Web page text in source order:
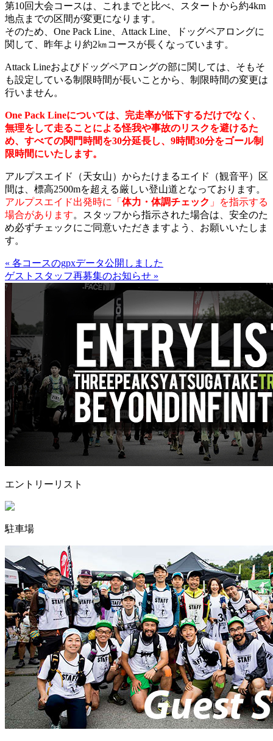
第10回大会コースは、これまでと比べ、スタートから約4km
地点までの区間が変更になります。
そのため、One Pack Line、Attack Line、ドッグペアロングに
関して、昨年より約2㎞コースが長くなっています。
Attack Lineおよびドッグペアロングの部に関しては、そもそ
も設定している制限時間が長いことから、制限時間の変更は
行いません。
One Pack Lineについては、完走率が低下するだけでなく、
無理をして走ることによる怪我や事故のリスクを避けるた
め、すべての関門時間を30分延長し、9時間30分をゴール制
限時間にいたします。
アルプスエイド（天女山）からたけまるエイド（観音平）区
間は、標高2500mを超える厳しい登山道となっております。
アルプスエイド出発時に「 体力・体調チェック 」を指示する
場合があります。スタッフから指示された場合は、安全のた
め必ずチェックにご同意いただきますよう、お願いいたしま
す。
« 各コースのgpxデータ公開しました
ゲストスタッフ再募集のお知らせ »
エントリーリスト
駐車場